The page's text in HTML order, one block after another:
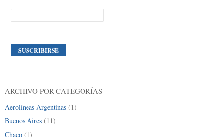
ARCHIVO POR CATEGORÍAS
Aerolíneas Argentinas (1)
Buenos Aires (11)
Chaco (1)